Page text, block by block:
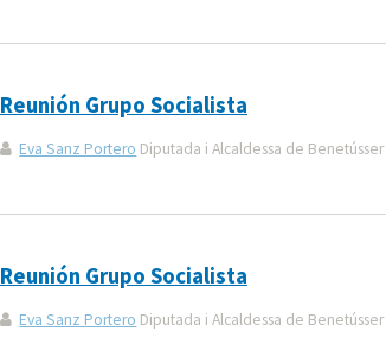
Reunión Grupo Socialista
Eva Sanz Portero Diputada i Alcaldessa de Benetússer
Reunión Grupo Socialista
Eva Sanz Portero Diputada i Alcaldessa de Benetússer